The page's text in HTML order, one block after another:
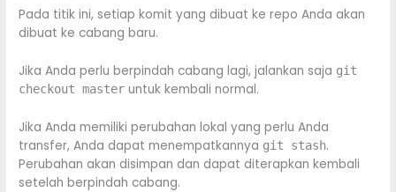
Pada titik ini, setiap komit yang dibuat ke repo Anda akan
dibuat ke cabang baru.
Jika Anda perlu berpindah cabang lagi, jalankan saja git
checkout master untuk kembali normal.
Jika Anda memiliki perubahan lokal yang perlu Anda
transfer, Anda dapat menempatkannya git stash.
Perubahan akan disimpan dan dapat diterapkan kembali
setelah berpindah cabang.